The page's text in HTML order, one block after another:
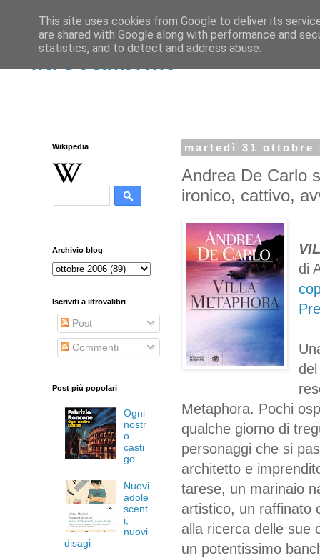
iltrovalibri.it
martedì 31 ottobre
Andrea De Carlo
ironico, cattivo,
di
Metaphora. Pochi
qualche giorno di
personaggi che si
architetto e
tarese, un marinaio
artistico, un raffinato
alla ricerca delle sue
un potentissimo
Wikipedia
Archivio blog
Iscriviti a iltrovalibri
Post
Commenti
Post più popolari
Ogni
nostr
o
casti
go
Nuovi
adole
scent
i,
nuovi
disagi
This site uses cookies from Google to deliver its
are shared with Google along with performance and
statistics, and to detect and address abuse.